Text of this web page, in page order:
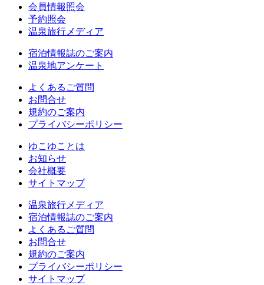
会員情報照会
予約照会
温泉旅行メディア
宿泊情報誌のご案内
温泉地アンケート
よくあるご質問
お問合せ
規約のご案内
プライバシーポリシー
ゆこゆことは
お知らせ
会社概要
サイトマップ
温泉旅行メディア
宿泊情報誌のご案内
よくあるご質問
お問合せ
規約のご案内
プライバシーポリシー
サイトマップ